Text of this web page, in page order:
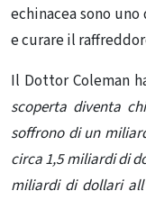
echinacea sono
e curare il
Il Dottor Coleman
scoperta diventa
soffrono di un
circa 1,5 miliardi di
miliardi di dollari